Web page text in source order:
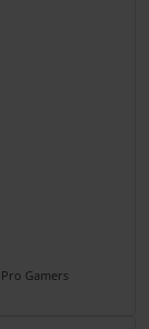
Gamers